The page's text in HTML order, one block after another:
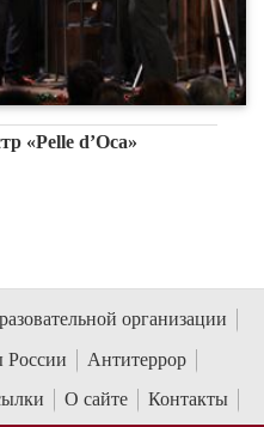
«Pelle d’Oсa»
организации
России
Антитеррор
О сайте Контакты